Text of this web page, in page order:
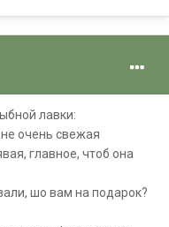
лавки:
очень свежая
главное, чтоб она
шо вам на подарок?